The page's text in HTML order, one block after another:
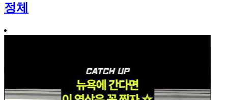
정체